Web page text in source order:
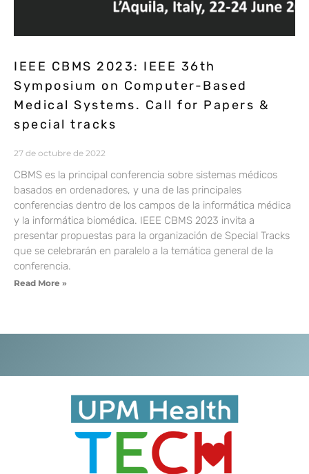
IEEE CBMS 2023: IEEE 36th
Symposium on Computer-Based
Medical Systems. Call for Papers &
special tracks
27 de octubre de 2022
CBMS es la principal conferencia sobre sistemas médicos
basados en ordenadores, y una de las principales
conferencias dentro de los campos de la informática médica
y la informática biomédica. IEEE CBMS 2023 invita a
presentar propuestas para la organización de Special Tracks
que se celebrarán en paralelo a la temática general de la
conferencia.
Read More »